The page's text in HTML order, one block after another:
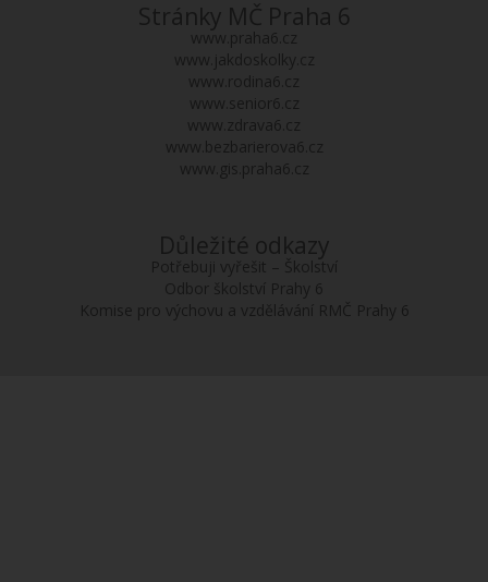
Stránky MČ Praha 6
www.praha6.cz
www.jakdoskolky.cz
www.rodina6.cz
www.senior6.cz
www.zdrava6.cz
www.bezbarierova6.cz
www.gis.praha6.cz
Důležité odkazy
Potřebuji vyřešit – Školství
Odbor školství Prahy 6
Komise pro výchovu a vzdělávání RMČ Prahy 6